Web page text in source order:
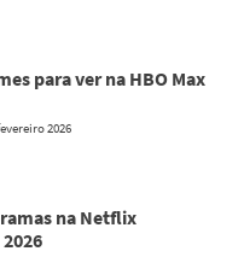
para ver na HBO Max
2026
na Netflix